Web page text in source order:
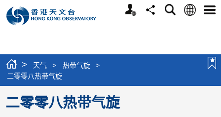
个
分
搜
语
选
> 天气 > 热带气旋
>
二零零八热带气旋
二零零八热带气旋